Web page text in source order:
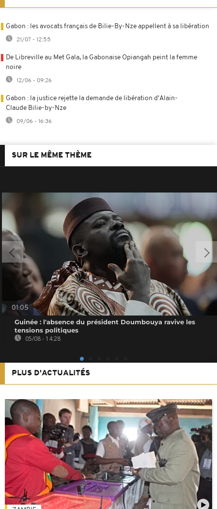
Gabon : les avocats français de Bilie-By-Nze appellent à sa libération
21/07 - 12:55
De Libreville au Met Gala, la Gabonaise Opiangah peint la femme
noire
12/06 - 09:26
Gabon : la justice rejette la demande de libération d'Alain-
Claude Bilie-by-Nze
09/06 - 16:36
SUR LE MÊME THÈME
01:05
Guinée : l'absence du président Doumbouya ravive les
tensions politiques
05/08 - 14:28
PLUS D'ACTUALITÉS